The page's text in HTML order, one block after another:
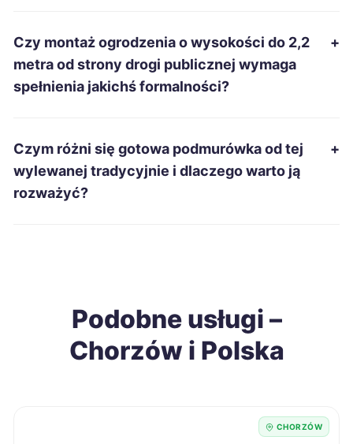
Radomsko 64 zł
Rzeszów 65 zł
Dąbrowa Górnicza
Piotrków Trybunalski
Czy montaż ogrodzenia o wysokości do 2,2
metra od strony drogi publicznej wymaga
spełnienia jakichś formalności?
+
Czym różni się gotowa podmurówka od tej
wylewanej tradycyjnie i dlaczego warto ją
rozważyć?
+
Podobne usługi –
Chorzów i Polska
CHORZÓW